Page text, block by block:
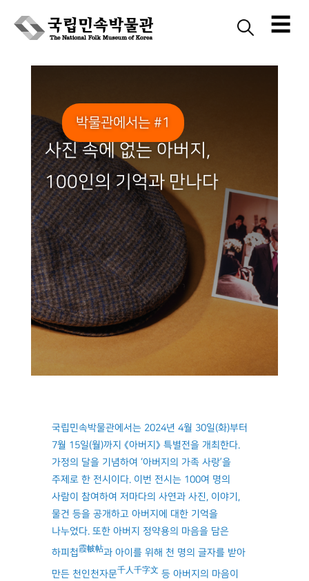
☰
Skip
박물관에서는 #1
사진 속에 없는 아버지,
100인의 기억과 만나다
국립민속박물관에서는 2024년 4월 30일(화)부터
7월 15일(월)까지 《아버지》 특별전을 개최한다.
가정의 달을 기념하여 ‘아버지의 가족 사랑’을
주제로 한 전시이다. 이번 전시는 100여 명의
사람이 참여하여 저마다의 사연과 사진, 이야기,
물건 등을 공개하고 아버지에 대한 기억을
나누었다. 또한 아버지 정약용의 마음을 담은
하피첩 霞帔帖과 아이를 위해 천 명의 글자를 받아
만든 천인천자문千人千字文 등 아버지의 마음이